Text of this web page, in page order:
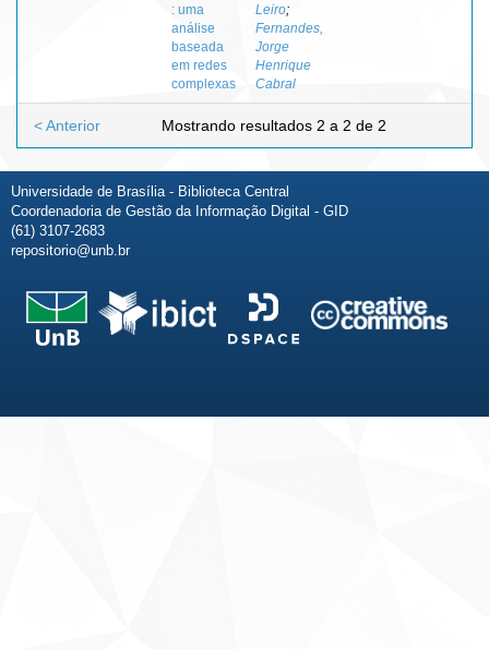
: uma
análise
baseada
em redes
complexas
Leiro;
Fernandes,
Jorge
Henrique
Cabral
Mostrando resultados 2 a 2 de 2
< Anterior
Universidade de Brasília - Biblioteca Central
Coordenadoria de Gestão da Informação Digital - GID
(61) 3107-2683
repositorio@unb.br